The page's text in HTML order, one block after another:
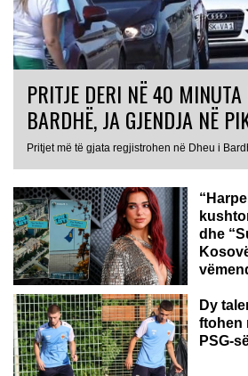
PRITJE DERI NË 40
BARDHË, JA GJENDJA NË
Pritjet më të gjata regjistrohen në Dheu i
dhe
Dy
ftohen
PSG-
ROMË